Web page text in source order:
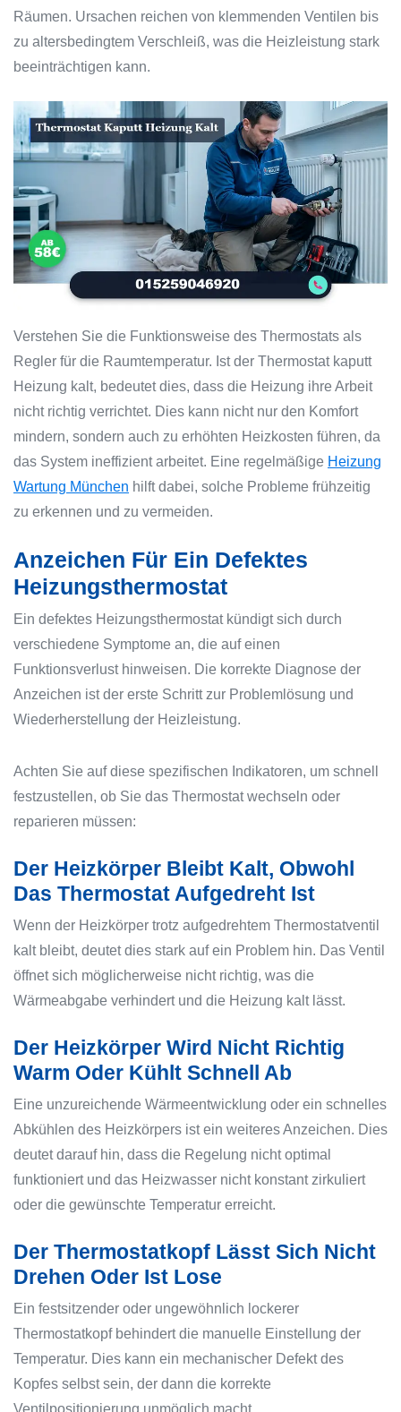
Räumen. Ursachen reichen von klemmenden Ventilen bis
zu altersbedingtem Verschleiß, was die Heizleistung stark
beeinträchtigen kann.
Verstehen Sie die Funktionsweise des Thermostats als
Regler für die Raumtemperatur. Ist der Thermostat kaputt
Heizung kalt, bedeutet dies, dass die Heizung ihre Arbeit
nicht richtig verrichtet. Dies kann nicht nur den Komfort
mindern, sondern auch zu erhöhten Heizkosten führen, da
das System ineffizient arbeitet. Eine regelmäßige Heizung
Wartung München hilft dabei, solche Probleme frühzeitig
zu erkennen und zu vermeiden.
Anzeichen Für Ein Defektes
Heizungsthermostat
Ein defektes Heizungsthermostat kündigt sich durch
verschiedene Symptome an, die auf einen
Funktionsverlust hinweisen. Die korrekte Diagnose der
Anzeichen ist der erste Schritt zur Problemlösung und
Wiederherstellung der Heizleistung.
Achten Sie auf diese spezifischen Indikatoren, um schnell
festzustellen, ob Sie das Thermostat wechseln oder
reparieren müssen:
Der Heizkörper Bleibt Kalt, Obwohl
Das Thermostat Aufgedreht Ist
Wenn der Heizkörper trotz aufgedrehtem Thermostatventil
kalt bleibt, deutet dies stark auf ein Problem hin. Das Ventil
öffnet sich möglicherweise nicht richtig, was die
Wärmeabgabe verhindert und die Heizung kalt lässt.
Der Heizkörper Wird Nicht Richtig
Warm Oder Kühlt Schnell Ab
Eine unzureichende Wärmeentwicklung oder ein schnelles
Abkühlen des Heizkörpers ist ein weiteres Anzeichen. Dies
deutet darauf hin, dass die Regelung nicht optimal
funktioniert und das Heizwasser nicht konstant zirkuliert
oder die gewünschte Temperatur erreicht.
Der Thermostatkopf Lässt Sich Nicht
Drehen Oder Ist Lose
Ein festsitzender oder ungewöhnlich lockerer
Thermostatkopf behindert die manuelle Einstellung der
Temperatur. Dies kann ein mechanischer Defekt des
Kopfes selbst sein, der dann die korrekte